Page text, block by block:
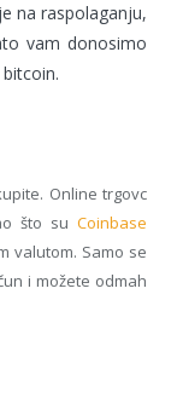
na raspolaganju,
vam donosimo
Online trgovc
što su Coinbase
valutom. Samo se
i možete odmah